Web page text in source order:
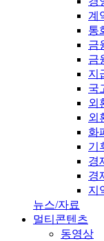
계
통
금
금
지
국
외
외
화
기
경
경
지
뉴스/자료
멀티콘텐츠
동영상